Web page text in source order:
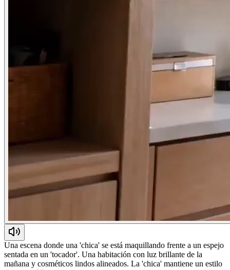
Una escena donde una 'chica' se está maquillando frente a un espejo
sentada en un 'tocador'. Una habitación con luz brillante de la
mañana y cosméticos lindos alineados. La 'chica' mantiene un estilo